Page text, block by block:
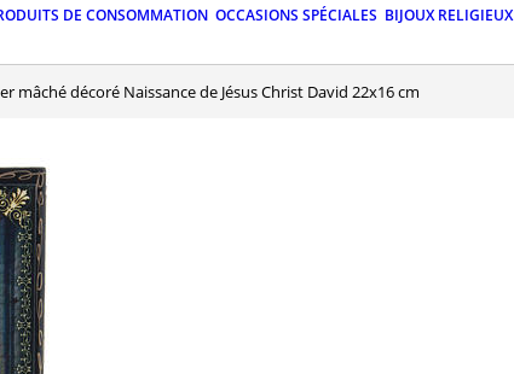
DE CONSOMMATION OCCASIONS SPÉCIALES BIJOUX RELIGIEUX
mâché décoré Naissance de Jésus Christ David 22x16 cm